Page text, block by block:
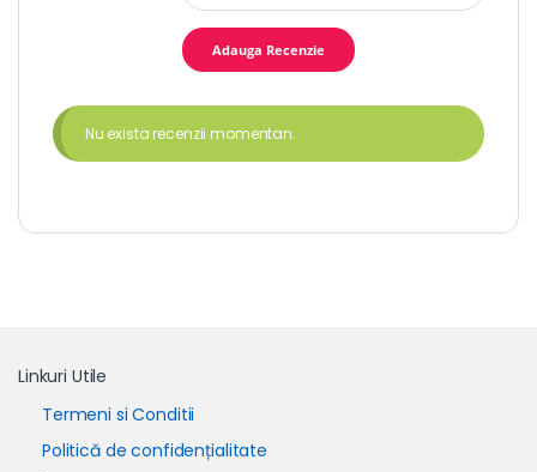
Nu exista recenzii momentan.
Linkuri Utile
Termeni si Conditii
Politică de confidențialitate